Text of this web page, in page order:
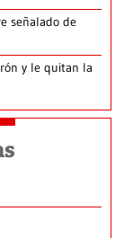
señalado de
y le quitan la